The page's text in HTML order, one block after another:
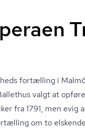
fortælling i
valgt at
fra 1791, men evig
om to